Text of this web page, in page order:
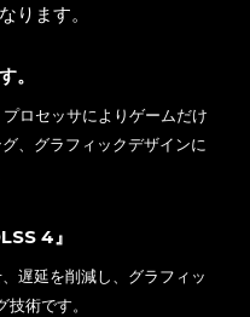
ります。
。
ロセッサによりゲームだけ
、グラフィックデザインに
4』
遅延を削減し、グラフィッ
術です。